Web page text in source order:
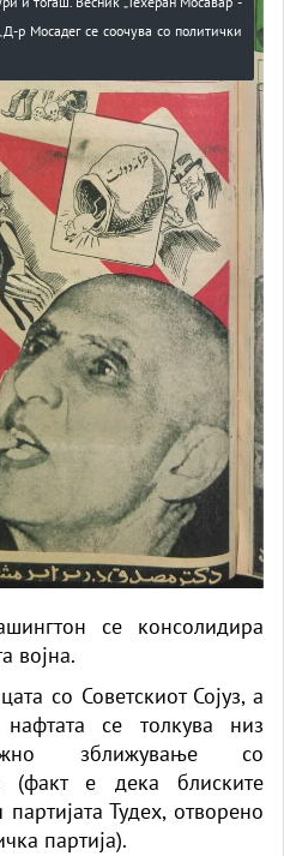
р Мосадег се соочува со политички
се консолидира
војна.
со Советскиот Сојуз, а
нафтата се толкува низ
зближување со
(факт е дека блиските
Тудех, отворено
партија).